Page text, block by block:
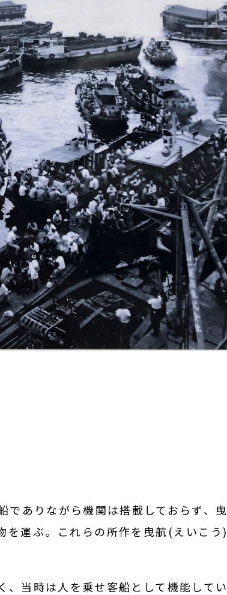
でありながら機関は搭載しておらず、曳
運ぶ。これらの所作を曳航(えいこう)
当時は人を乗せ客船として機能してい